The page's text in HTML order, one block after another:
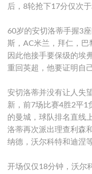
后，8轮抢下17分仅次
60岁的安切洛蒂手握3
斯，AC米兰，拜仁，巴
因此他接手要保级的埃
重回英超，他要证明自
安切洛蒂并没有让人失
新，前7场比赛4胜2平1
的曼城，球队排名直线
洛蒂再次派出理查利森
纳德，沃尔科特和迪涅
开场仅仅18分钟，沃尔